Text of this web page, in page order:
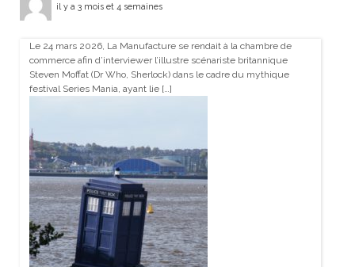
il y a 3 mois et 4 semaines
Le 24 mars 2026, La Manufacture se rendait à la chambre de
commerce afin d’interviewer l’illustre scénariste britannique
Steven Moffat (Dr Who, Sherlock) dans le cadre du mythique
festival Series Mania, ayant lie […]